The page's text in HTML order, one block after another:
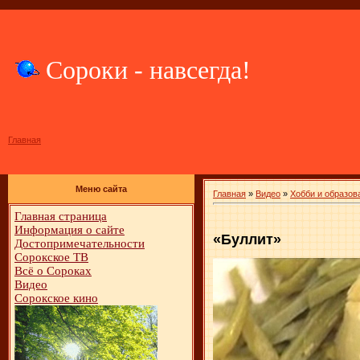
Сороки - навсегда!
Главная
Меню сайта
Главная страница
Информация о сайте
Достопримечательности
Сорокское ТВ
Всё о Сороках
Видео
Сорокское кино
Главная » Видео » Хобби и
«Буллит»